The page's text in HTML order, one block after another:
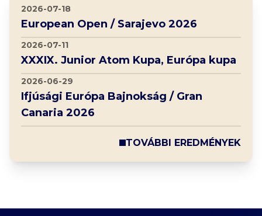
2026-07-18
European Open / Sarajevo 2026
2026-07-11
XXXIX. Junior Atom Kupa, Európa kupa
2026-06-29
Ifjúsági Európa Bajnokság / Gran
Canaria 2026
TOVÁBBI EREDMÉNYEK